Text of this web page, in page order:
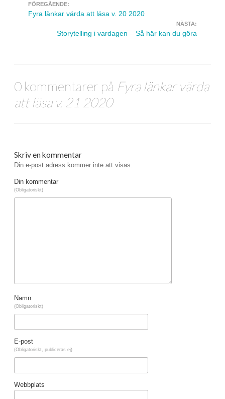
Navigera inlägg
FÖREGÅENDE:
Fyra länkar värda att läsa v. 20 2020
NÄSTA:
Storytelling i vardagen – Så här kan du göra
0 kommentarer på Fyra länkar värda
att läsa v. 21 2020
Skriv en kommentar
Din e-post adress kommer inte att visas.
Din kommentar
(Obligatoriskt)
Namn
(Obligatoriskt)
E-post
(Obligatoriskt, publiceras ej)
Webbplats